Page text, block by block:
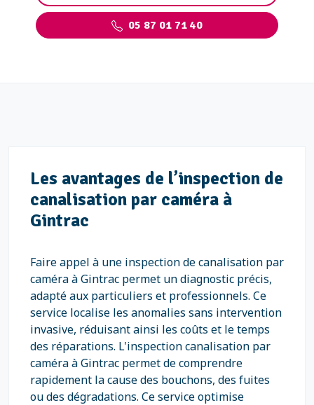
05 87 01 71 40
Les avantages de l’inspection de
canalisation par caméra à
Gintrac
Faire appel à une inspection de canalisation par
caméra à Gintrac permet un diagnostic précis,
adapté aux particuliers et professionnels. Ce
service localise les anomalies sans intervention
invasive, réduisant ainsi les coûts et le temps
des réparations. L'inspection canalisation par
caméra à Gintrac permet de comprendre
rapidement la cause des bouchons, des fuites
ou des dégradations. Ce service optimise